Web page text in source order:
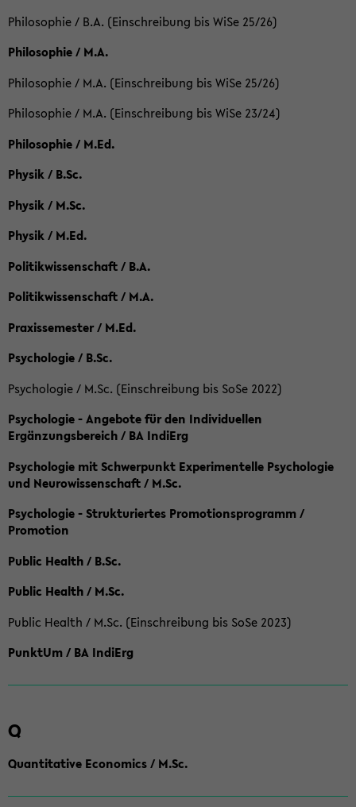
Philosophie / B.A. (Einschreibung bis WiSe 25/26)
Philosophie / M.A.
Philosophie / M.A. (Einschreibung bis WiSe 25/26)
Philosophie / M.A. (Einschreibung bis WiSe 23/24)
Philosophie / M.Ed.
Physik / B.Sc.
Physik / M.Sc.
Physik / M.Ed.
Politikwissenschaft / B.A.
Politikwissenschaft / M.A.
Praxissemester / M.Ed.
Psychologie / B.Sc.
Psychologie / M.Sc. (Einschreibung bis SoSe 2022)
Psychologie - Angebote für den Individuellen
Ergänzungsbereich / BA IndiErg
Psychologie mit Schwerpunkt Experimentelle Psychologie
und Neurowissenschaft / M.Sc.
Psychologie - Strukturiertes Promotionsprogramm /
Promotion
Public Health / B.Sc.
Public Health / M.Sc.
Public Health / M.Sc. (Einschreibung bis SoSe 2023)
PunktUm / BA IndiErg
Q
Quantitative Economics / M.Sc.